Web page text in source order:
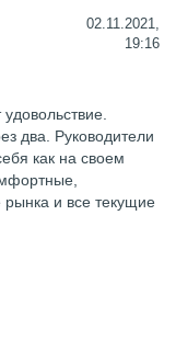
02.11.2021,
19:16
два. Руководители
как на своем
и все текущие